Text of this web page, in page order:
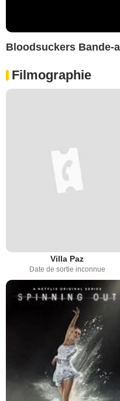
Bloodsuckers Bande-
Filmographie
Villa Paz
Date de sortie inconnue